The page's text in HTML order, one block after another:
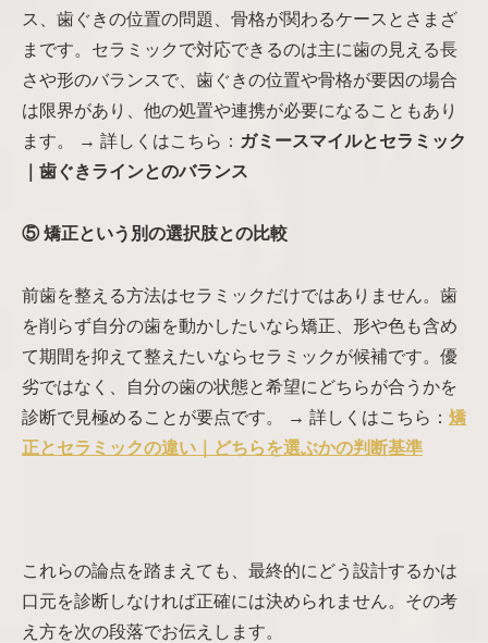
ス、歯ぐきの位置の問題、骨格が関わるケースとさまざ
まです。セラミックで対応できるのは主に歯の見える長
さや形のバランスで、歯ぐきの位置や骨格が要因の場合
は限界があり、他の処置や連携が必要になることもあり
ます。 → 詳しくはこちら： ガミースマイルとセラミック
｜歯ぐきラインとのバランス
⑤ 矯正という別の選択肢との比較
前歯を整える方法はセラミックだけではありません。歯
を削らず自分の歯を動かしたいなら矯正、形や色も含め
て期間を抑えて整えたいならセラミックが候補です。優
劣ではなく、自分の歯の状態と希望にどちらが合うかを
診断で見極めることが要点です。 → 詳しくはこちら： 矯
正とセラミックの違い｜どちらを選ぶかの判断基準
これらの論点を踏まえても、最終的にどう設計するかは
口元を診断しなければ正確には決められません。その考
え方を次の段落でお伝えします。